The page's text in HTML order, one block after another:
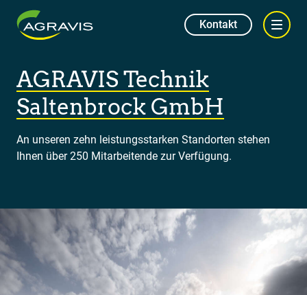
Kontakt
AGRAVIS Technik
Saltenbrock GmbH
An unseren zehn leistungsstarken Standorten stehen
Ihnen über 250 Mitarbeitende zur Verfügung.